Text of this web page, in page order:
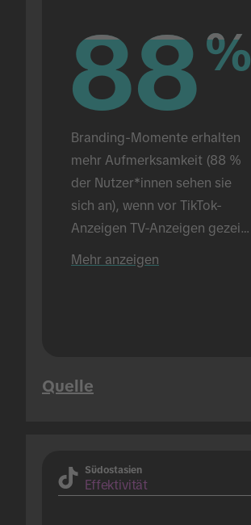
88%
88%
Branding-Momente erhalten
mehr Aufmerksamkeit (88 %
der Nutzer*innen sehen sie
sich an), wenn vor TikTok-
Anzeigen TV-Anzeigen gezeigt
Mehr anzeigen
Quelle
Südostasien
Effektivität